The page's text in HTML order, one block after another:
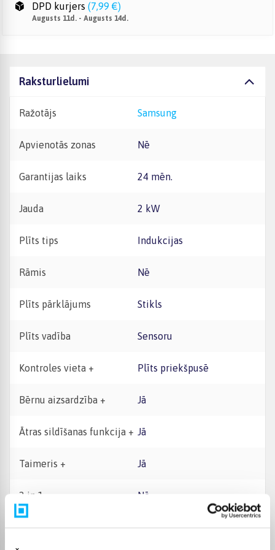
DPD kurjers (7,99 €)
Augusts 11d. - Augusts 14d.
Raksturlielumi
Ražotājs Samsung
Apvienotās zonas Nē
Garantijas laiks 24 mēn.
Jauda 2 kW
Plīts tips Indukcijas
Rāmis Nē
Plīts pārklājums Stikls
Plīts vadība Sensoru
Kontroles vieta + Plīts priekšpusē
Bērnu aizsardzība + Jā
Ātras sildīšanas funkcija + Jā
Taimeris + Jā
2 in 1 Nē